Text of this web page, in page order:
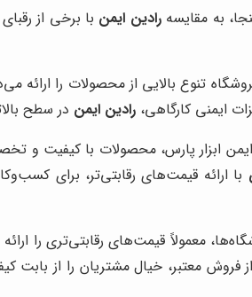
به مقایسهرادین ایمن با برخی از
تنوع بالایی از محصولات را ارائه
ایمنی کارگاهی، رادین ایمن در سطح
ابزار پارس، محصولات با کیفیت و
با ارائه قیمت‌های رقابتی‌تر، برای
معمولاً قیمت‌های رقابتی‌تری را
فروش معتبر، خیال مشتریان را از